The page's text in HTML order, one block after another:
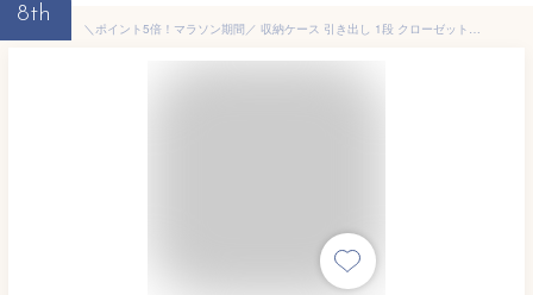
8th
＼ポイント5倍！マラソン期間／ 収納ケース 引き出し 1段 クローゼット用 奥行53cm 高さ22cm M 黒 ブラック【140-A45】積み重ね 収納ボックス 衣装ケース おしゃれ プラスチック 押入れ収納 衣類収納 クローゼット収納 日本製【送料無料】